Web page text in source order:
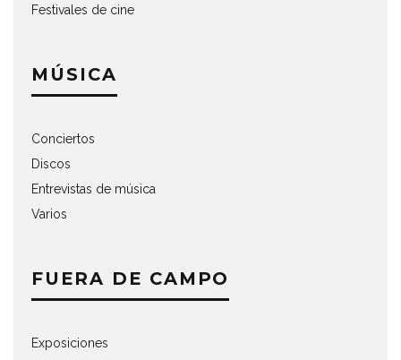
Festivales de cine
MÚSICA
Conciertos
Discos
Entrevistas de música
Varios
FUERA DE CAMPO
Exposiciones